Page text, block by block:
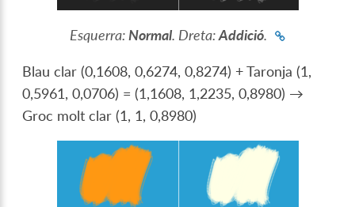
Esquerra: Normal. Dreta:Addició.
Blau clar (0,1608, 0,6274, 0,8274) + Taronja (1,
0,5961, 0,0706) = (1,1608, 1,2235, 0,8980) →
Groc molt clar (1, 1, 0,8980)